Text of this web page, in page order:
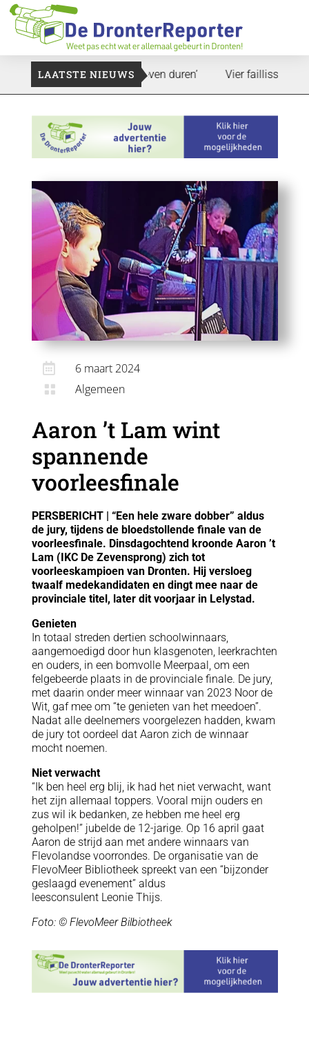
LAATSTE NIEUWS
‘Dat zal ook nog wel even duren’ Vier faillissementen
 6 maart 2024
 Algemeen
Aaron ’t Lam wint
spannende
voorleesfinale
PERSBERICHT | “Een hele zware dobber” aldus
de jury, tijdens de bloedstollende finale van de
voorleesfinale. Dinsdagochtend kroonde Aaron ’t
Lam (IKC De Zevensprong) zich tot
voorleeskampioen van Dronten. Hij versloeg
twaalf medekandidaten en dingt mee naar de
provinciale titel, later dit voorjaar in Lelystad.
Genieten
In totaal streden dertien schoolwinnaars,
aangemoedigd door hun klasgenoten, leerkrachten
en ouders, in een bomvolle Meerpaal, om een
felgebeerde plaats in de provinciale finale. De jury,
met daarin onder meer winnaar van 2023 Noor de
Wit, gaf mee om “te genieten van het meedoen”.
Nadat alle deelnemers voorgelezen hadden, kwam
de jury tot oordeel dat Aaron zich de winnaar
mocht noemen.
Niet verwacht
“Ik ben heel erg blij, ik had het niet verwacht, want
het zijn allemaal toppers. Vooral mijn ouders en
zus wil ik bedanken, ze hebben me heel erg
geholpen!” jubelde de 12-jarige. Op 16 april gaat
Aaron de strijd aan met andere winnaars van
Flevolandse voorrondes. De organisatie van de
FlevoMeer Bibliotheek spreekt van een “bijzonder
geslaagd evenement” aldus
leesconsulent Leonie Thijs.
Foto: © FlevoMeer Bilbiotheek